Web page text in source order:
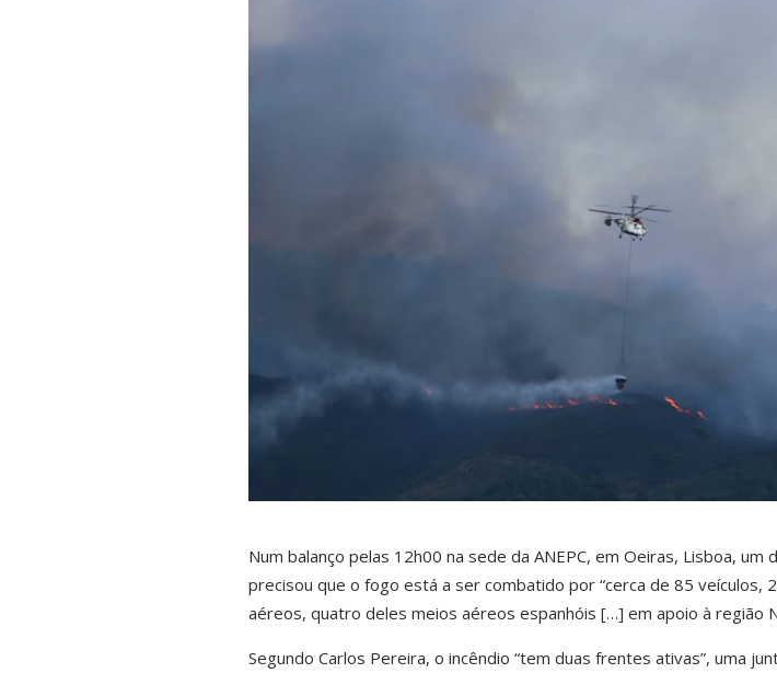
Num balanço pelas 12h00 na sede da ANEPC, em Oeiras, Lisboa,
precisou que o fogo está a ser combatido por “cerca de 85 veículos,
aéreos, quatro deles meios aéreos espanhóis […] em apoio à região
Segundo Carlos Pereira, o incêndio “tem duas frentes ativas”, uma